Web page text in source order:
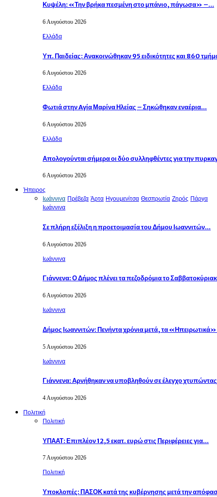
Κυψέλη: «Την βρήκα πεσμένη στο μπάνιο, πάγωσα» –…
6 Αυγούστου 2026
Eλλάδα
Υπ. Παιδείας: Ανακοινώθηκαν 95 ειδικότητες και 860
6 Αυγούστου 2026
Eλλάδα
Φωτιά στην Aγία Μαρίνα Ηλείας – Σηκώθηκαν εναέρια…
6 Αυγούστου 2026
Eλλάδα
Απολογούνται σήμερα οι δύο συλληφθέντες για την
6 Αυγούστου 2026
Ήπειρος
Ιωάννινα Πρέβεζα Άρτα Ηγουμενίτσα Θεσπρωτία Ζηρός Πάργα
Ιωάννινα
Σε πλήρη εξέλιξη η προετοιμασία του Δήμου Ιωαννιτών…
6 Αυγούστου 2026
Ιωάννινα
Γιάννενα: Ο Δήμος πλένει τα πεζοδρόμια το
6 Αυγούστου 2026
Ιωάννινα
Δήμος Ιωαννιτών: Πενήντα χρόνια μετά, τα
5 Αυγούστου 2026
Ιωάννινα
Γιάννενα: Αρνήθηκαν να υποβληθούν σε έλεγχο
4 Αυγούστου 2026
Πολιτική
Πολιτική
ΥΠΑΑΤ: Επιπλέον 12,5 εκατ. ευρώ στις Περιφέρειες για…
7 Αυγούστου 2026
Πολιτική
Υποκλοπές: ΠΑΣΟΚ κατά της κυβέρνησης μετά την